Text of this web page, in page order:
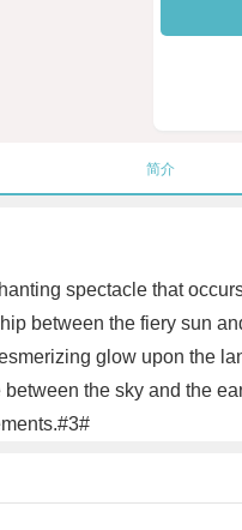
简介
spectacle that
between the fiery sun
glow upon the
the sky and the